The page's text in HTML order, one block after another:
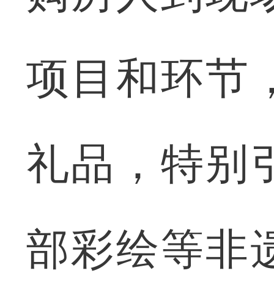
项目和环节
礼品，特别
部彩绘等非